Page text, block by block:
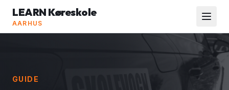
LEARN Køreskole
AARHUS
GUIDE